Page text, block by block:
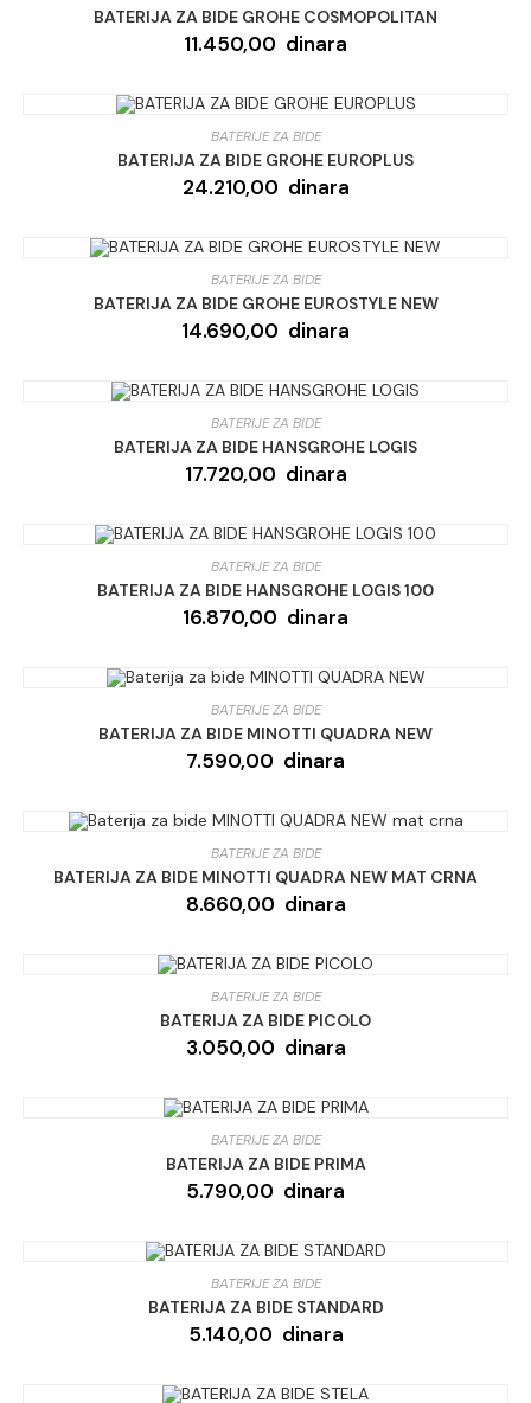
BATERIJA ZA BIDE GROHE COSMOPOLITAN
11.450,00 dinara
BATERIJE ZA BIDE
BATERIJA ZA BIDE GROHE EUROPLUS
24.210,00 dinara
BATERIJE ZA BIDE
BATERIJA ZA BIDE GROHE EUROSTYLE NEW
14.690,00 dinara
BATERIJE ZA BIDE
BATERIJA ZA BIDE HANSGROHE LOGIS
17.720,00 dinara
BATERIJE ZA BIDE
BATERIJA ZA BIDE HANSGROHE LOGIS 100
16.870,00 dinara
BATERIJE ZA BIDE
BATERIJA ZA BIDE MINOTTI QUADRA NEW
7.590,00 dinara
BATERIJE ZA BIDE
BATERIJA ZA BIDE MINOTTI QUADRA NEW MAT CRNA
8.660,00 dinara
BATERIJE ZA BIDE
BATERIJA ZA BIDE PICOLO
3.050,00 dinara
BATERIJE ZA BIDE
BATERIJA ZA BIDE PRIMA
5.790,00 dinara
BATERIJE ZA BIDE
BATERIJA ZA BIDE STANDARD
5.140,00 dinara